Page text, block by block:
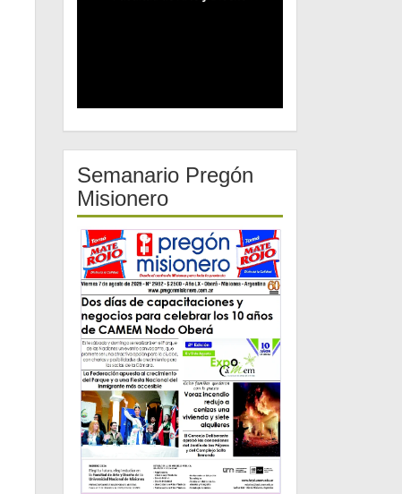
Semanario Pregón
Misionero